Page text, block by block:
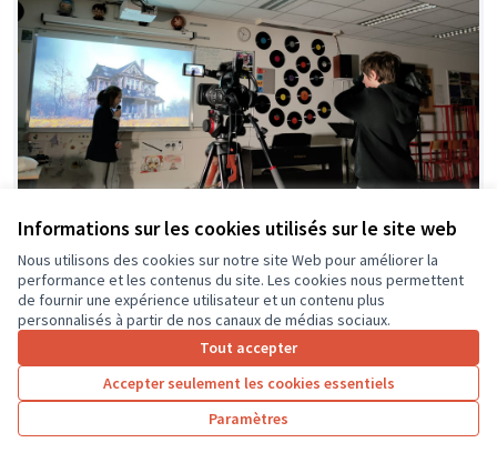
Informations sur les cookies utilisés sur le site web
Nous utilisons des cookies sur notre site Web pour améliorer la
performance et les contenus du site. Les cookies nous permettent
de fournir une expérience utilisateur et un contenu plus
personnalisés à partir de nos canaux de médias sociaux.
Tout accepter
Accepter seulement les cookies essentiels
Paramètres
Création de contenus culturels : des
élèves acteurs et passeurs de leurs
apprentissages.
Soumis
au vote
Collège Alphonse de Lamartine 0